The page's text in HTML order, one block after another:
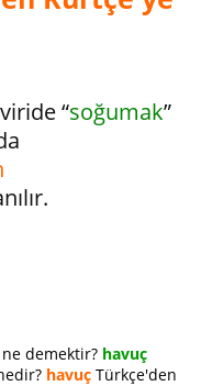
“soğumak”
demektir? havuç
havuç Türkçe'den